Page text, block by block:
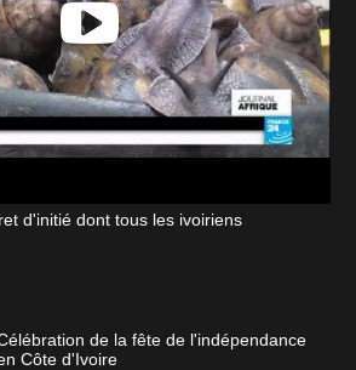
d'initié dont tous les ivoiriens
de la fête de l'indépendance
Côte d'Ivoire